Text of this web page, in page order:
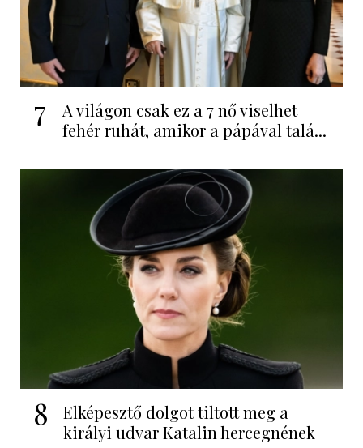
7
A világon csak ez a 7 nő viselhet
fehér ruhát, amikor a pápával talá...
8
Elképesztő dolgot tiltott meg a
királyi udvar Katalin hercegnének